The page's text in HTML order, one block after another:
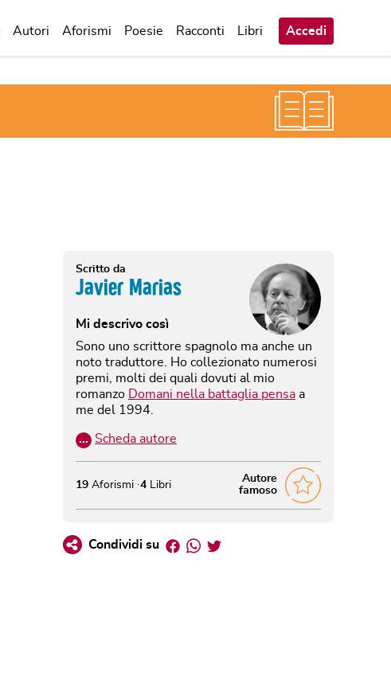
Autori Aforismi Poesie Racconti Libri Accedi
Scritto da
Javier Marias
Mi descrivo così
Sono uno scrittore spagnolo ma anche un
noto traduttore. Ho collezionato numerosi
premi, molti dei quali dovuti al mio
romanzo Domani nella battaglia pensa a
me del 1994.
… Scheda autore
Autore
famoso
19 Aforismi 4 Libri
Condividi su Facebook
Whatsapp
Twitter